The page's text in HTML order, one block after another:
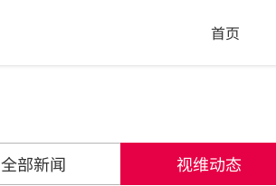
首页
全部新闻 视维动态